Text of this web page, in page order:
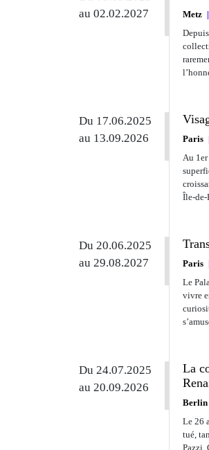
au 02.02.2027
Metz
Du 17.06.2025
au 13.09.2026
Paris
Au
Île-
Du 20.06.2025
au 29.08.2027
Paris
Le
vivre
Du 24.07.2025
au 20.09.2026
La
Berlin
Le 26
tué,
Pazzi.